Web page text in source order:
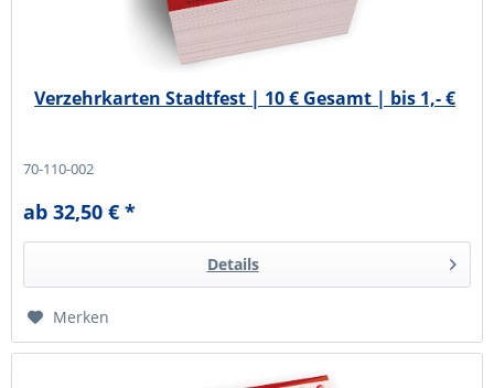
Verzehrkarten Stadtfest | 10 € Gesamt | bis 1,- €
70-110-002
ab 32,50 € *
Details
Merken